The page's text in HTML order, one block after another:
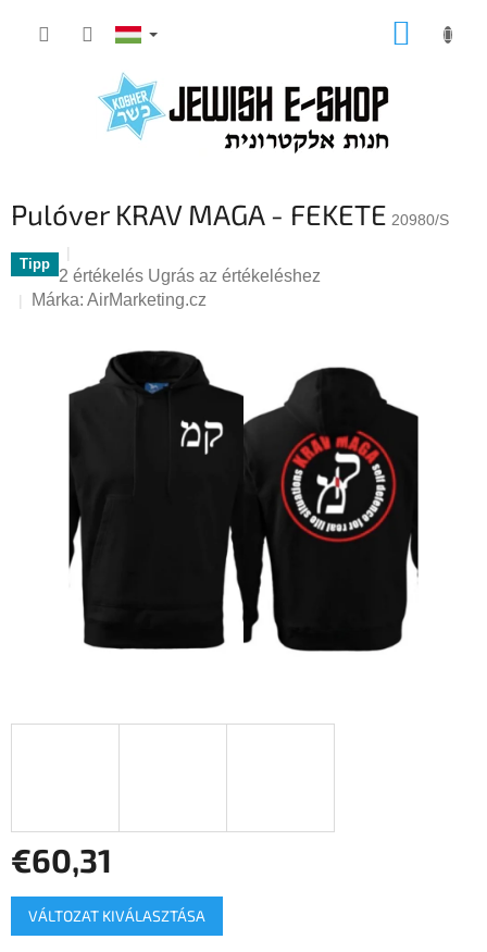
KOSÁR
Pulóver KRAV MAGA - FEKETE 20980/S
Tipp
A
termék
értékelése
ből
2 értékelés Ugrás az értékeléshez
Márka: AirMarketing.cz
€60,31
Egységár:
VÁLTOZAT KIVÁLASZTÁSA